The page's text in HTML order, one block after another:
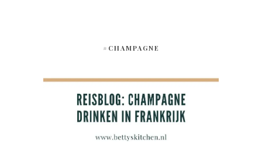
#CHAMPAGNE